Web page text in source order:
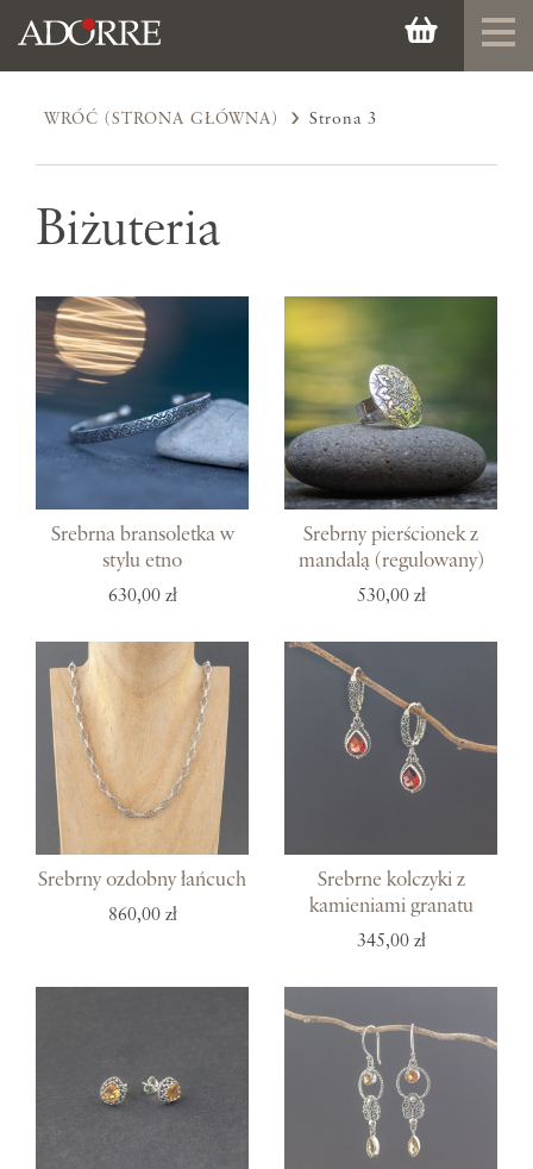
WRÓĆ (STRONA GŁÓWNA) Strona 3
Biżuteria
Srebrna bransoletka w
stylu etno
630,00 zł
Srebrny pierścionek z
mandalą (regulowany)
530,00 zł
Srebrny ozdobny łańcuch
860,00 zł
Srebrne kolczyki z
kamieniami granatu
345,00 zł